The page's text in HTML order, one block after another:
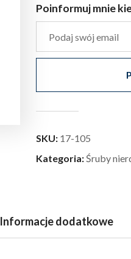
Poinformuj mnie
SKU: 17-105
Kategoria:Śruby
Informacje dodatkowe